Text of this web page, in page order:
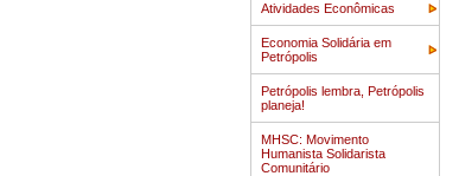
Atividades Econômicas
Economia Solidária em
Petrópolis
Petrópolis lembra, Petrópolis
planeja!
MHSC: Movimento
Humanista Solidarista
Comunitário